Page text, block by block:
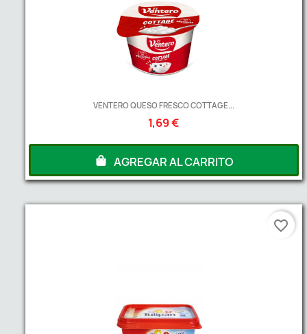
VENTERO QUESO FRESCO COTTAGE...
1,69 €
AGREGAR AL CARRITO
favorite_border